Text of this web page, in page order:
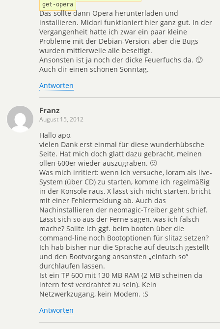
get-opera
Das sollte dann Opera herunterladen und
installieren. Midori funktioniert hier ganz gut. In der
Vergangenheit hatte ich zwar ein paar kleine
Probleme mit der Debian-Version, aber die Bugs
wurden mittlerweile alle beseitigt.
Ansonsten ist ja noch der dicke Feuerfuchs da. 🙂
Auch dir einen schönen Sonntag.
Antworten
Franz
August 15, 2012
Hallo apo,
vielen Dank erst einmal für diese wunderhübsche
Seite. Hat mich doch glatt dazu gebracht, meinen
ollen 600er wieder auszugraben. 🙂
Was mich irritiert: wenn ich versuche, loram als live-
System (über CD) zu starten, komme ich regelmäßig
in der Konsole raus, X lässt sich nicht starten, bricht
mit einer Fehlermeldung ab. Auch das
Nachinstallieren der neomagic-Treiber geht schief.
Lässt sich so aus der Ferne sagen, was ich falsch
mache? Sollte ich ggf. beim booten über die
command-line noch Bootoptionen für slitaz setzen?
Ich hab bisher nur die Sprache auf deutsch gestellt
und den Bootvorgang ansonsten „einfach so“
durchlaufen lassen.
Ist ein TP 600 mit 130 MB RAM (2 MB scheinen da
intern fest verdrahtet zu sein). Kein
Netzwerkzugang, kein Modem. :S
Antworten